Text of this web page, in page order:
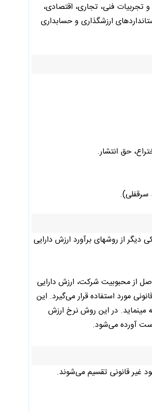
تجربیات فنی، تجاری، اقتصادی،
ارزشگذاری و حسابداری
حق انتشار.
سرقفلی).
از روشهای برآورد ارزش دارایی
از محبوبیت شرکت، ارزش دارایی
مورد استفاده قرار می‌گیرد. این
مینماید. در این روش نرخ ارزش
آورده می‌شود.
غیر قانونی تقسیم می‌شوند.